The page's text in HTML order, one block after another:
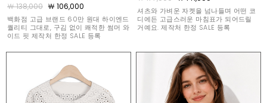
￦ 138,000 ￦ 106,000
백화점 고급 브랜드 60만 원대 하이엔드
퀄리티 그대로, 구김 없이 쾌적한 썸머 와
이드 핏 제작처 한정 SALE 등록
셔츠와 가벼운 자켓을 넘나들며 어떤 코
디에든 고급스러운 마침표가 되어드릴
거예요. 제작처 한정 SALE 등록